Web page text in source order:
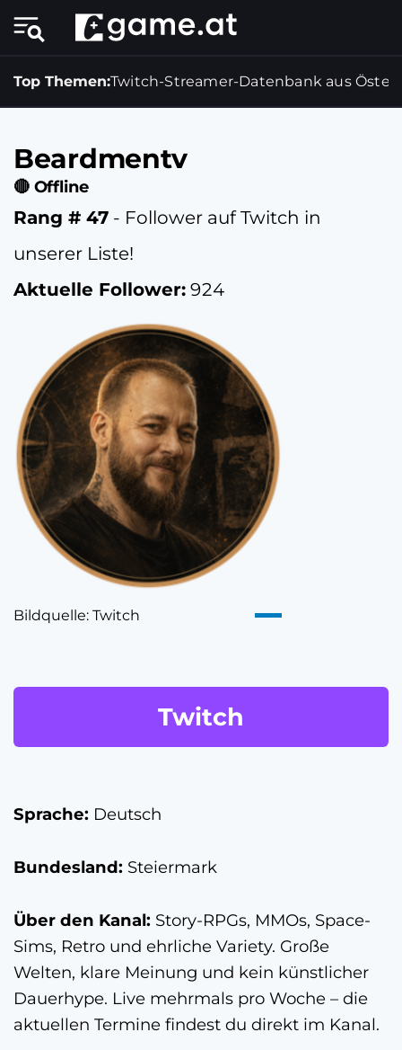
Top Themen:Twitch-Streamer-Datenbank aus
Beardmentv
🔴 Offline
Rang # 47 - Follower auf Twitch in
unserer Liste!
Aktuelle Follower: 924
Bildquelle: Twitch
Twitch
Sprache: Deutsch
Bundesland: Steiermark
Über den Kanal: Story-RPGs, MMOs, Space-
Sims, Retro und ehrliche Variety. Große
Welten, klare Meinung und kein künstlicher
Dauerhype. Live mehrmals pro Woche – die
aktuellen Termine findest du direkt im Kanal.